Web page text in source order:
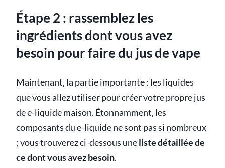
Étape 2 : rassemblez les
ingrédients dont vous avez
besoin pour faire du jus de vape
Maintenant, la partie importante : les liquides
que vous allez utiliser pour créer votre propre jus
de e-liquide maison. Étonnamment, les
composants du e-liquide ne sont pas si nombreux
; vous trouverez ci-dessous uneliste détaillée de
ce dont vous avez besoin.